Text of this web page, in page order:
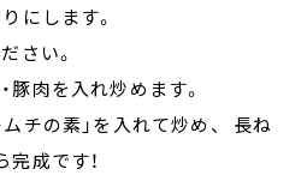
にします。
さい。
豚肉を入れ炒めます。
チの素」を入れて炒め、 長ね
成です！